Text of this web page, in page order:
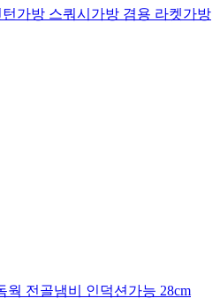
가방 스쿼시가방 겸용 라켓가방
웍 전골냄비 인덕션가능 28cm